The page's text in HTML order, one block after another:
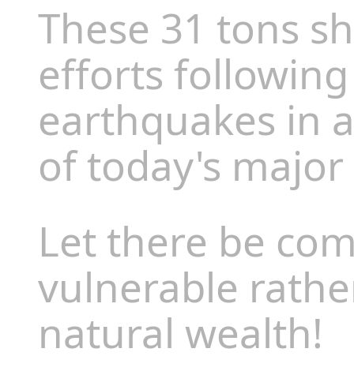
These 31 tons
efforts
earthquakes in
of today's
Let there be
vulnerable
natural wealth!